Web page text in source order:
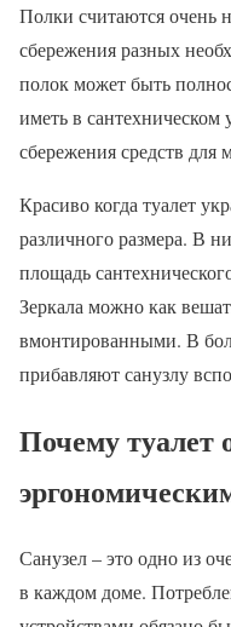
Полки считаются очень
сбережения разных
полок может быть
иметь в
сбережения средств для
Красиво когда туалет
различного размера. В
площадь
Зеркала можно как
вмонтированными. В
прибавляют санузлу
Почему туалет
Санузел – это одно из
в каждом доме.